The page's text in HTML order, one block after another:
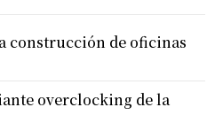
construcción de oficinas
overclocking de la